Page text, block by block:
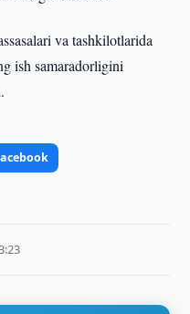
va tashkilotlarida
ish samaradorligini